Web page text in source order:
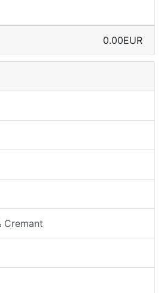
0.00EUR
Cremant